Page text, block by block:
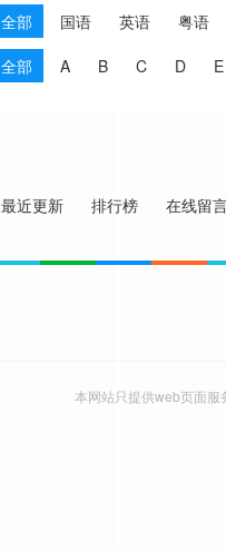
全部 国语 英语 粤语
全部 A B C D E
最近更新 排行榜 在线留
本网站只提供web页面服